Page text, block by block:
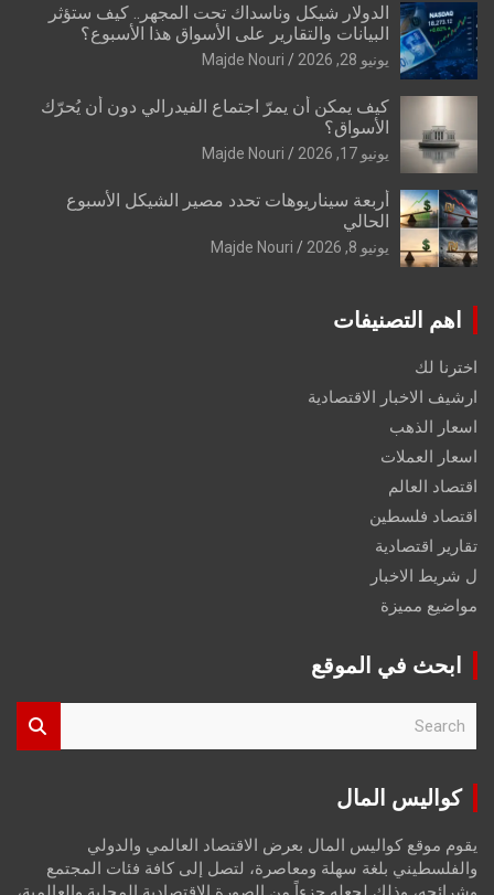
الدولار شيكل وناسداك تحت المجهر.. كيف ستؤثر
البيانات والتقارير على الأسواق هذا الأسبوع؟
يونيو 28, 2026 Majde Nouri
كيف يمكن أن يمرّ اجتماع الفيدرالي دون أن يُحرّك
الأسواق؟
يونيو 17, 2026 Majde Nouri
أربعة سيناريوهات تحدد مصير الشيكل الأسبوع
الحالي
يونيو 8, 2026 Majde Nouri
اهم التصنيفات
اخترنا لك
ارشيف الاخبار الاقتصادية
اسعار الذهب
اسعار العملات
اقتصاد العالم
اقتصاد فلسطين
تقارير اقتصادية
ل شريط الاخبار
مواضيع مميزة
ابحث في الموقع
r
كواليس المال
يقوم موقع كواليس المال بعرض الاقتصاد العالمي والدولي
والفلسطيني بلغة سهلة ومعاصرة، لتصل إلى كافة فئات المجتمع